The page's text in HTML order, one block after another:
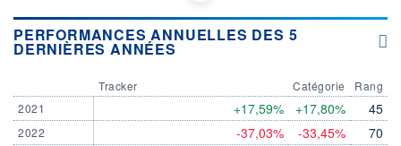
FR0011869304 - Amundi Asset Management
EURONEXT PARIS DONNÉES TEMPS RÉEL
Politique d'exécution
13,4
13,6
PERFORMANCES ANNUELLES DES 5
DERNIÈRES ANNÉES
2021
2022
Tracker
+17,59%
-37,03%
Catégorie
+17,80%
-33,45%
Rang
45
70